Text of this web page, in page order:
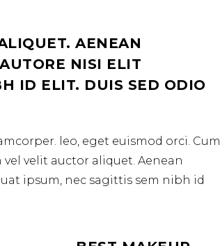
AENEAN
NISI ELIT
ID ELIT. DUIS SED ODIO
leo, eget euismod orci. Cum
velit auctor aliquet. Aenean
ipsum, nec sagittis sem nibh id